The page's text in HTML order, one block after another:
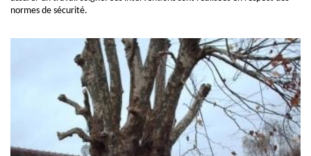
normes de sécurité.